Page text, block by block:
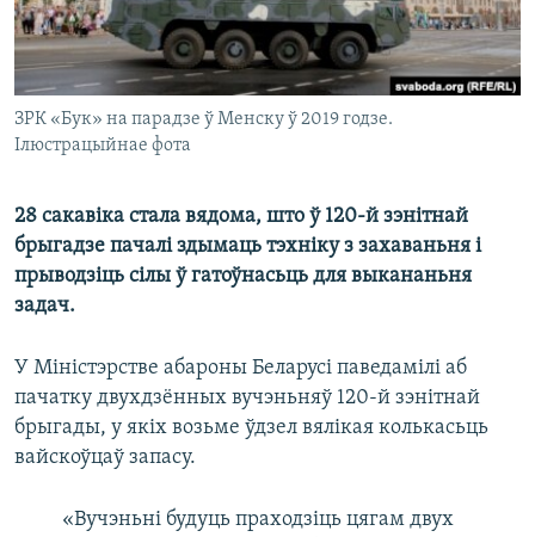
ЗРК «Бук» на парадзе ў Менску ў 2019 годзе.
Ілюстрацыйнае фота
28 сакавіка стала вядома, што ў 120-й зэнітнай
брыгадзе пачалі здымаць тэхніку з захаваньня і
прыводзіць сілы ў гатоўнасьць для выкананьня
задач.
У Міністэрстве абароны Беларусі паведамілі аб
пачатку двухдзённых вучэньняў 120-й зэнітнай
брыгады, у якіх возьме ўдзел вялікая колькасьць
вайскоўцаў запасу.
«Вучэньні будуць праходзіць цягам двух